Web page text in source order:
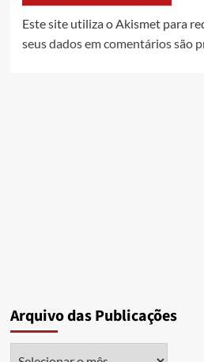
Este site utiliza o Akismet para
seus dados em comentários são
Arquivo das Publicações